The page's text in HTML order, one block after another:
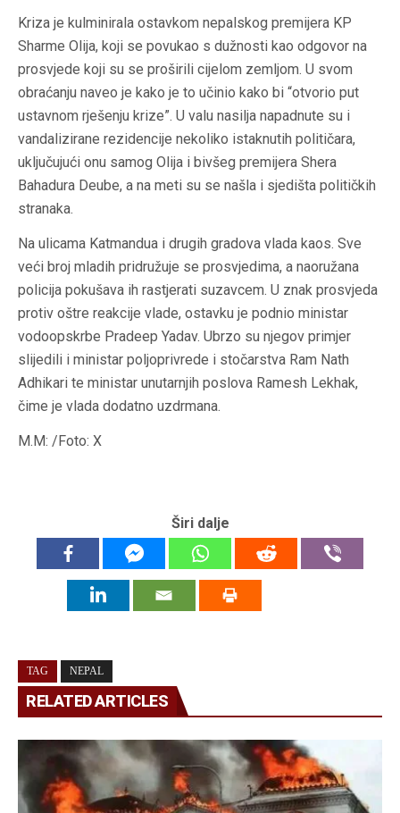
Kriza je kulminirala ostavkom nepalskog premijera KP
Sharme Olija, koji se povukao s dužnosti kao odgovor na
prosvjede koji su se proširili cijelom zemljom. U svom
obraćanju naveo je kako je to učinio kako bi “otvorio put
ustavnom rješenju krize”. U valu nasilja napadnute su i
vandalizirane rezidencije nekoliko istaknutih političara,
uključujući onu samog Olija i bivšeg premijera Shera
Bahadura Deube, a na meti su se našla i sjedišta političkih
stranaka.
Na ulicama Katmandua i drugih gradova vlada kaos. Sve
veći broj mladih pridružuje se prosvjedima, a naoružana
policija pokušava ih rastjerati suzavcem. U znak prosvjeda
protiv oštre reakcije vlade, ostavku je podnio ministar
vodoopskrbe Pradeep Yadav. Ubrzo su njegov primjer
slijedili i ministar poljoprivrede i stočarstva Ram Nath
Adhikari te ministar unutarnjih poslova Ramesh Lekhak,
čime je vlada dodatno uzdrmana.
M.M: /Foto: X
Širi dalje
TAG NEPAL
RELATED ARTICLES